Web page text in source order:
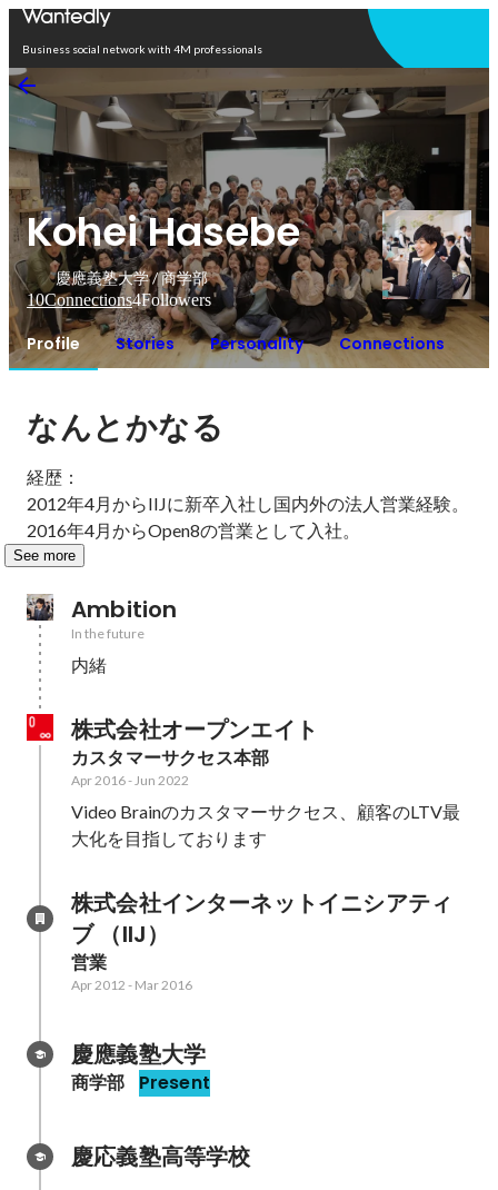
Business social network with 4M professionals
Kohei Hasebe
慶應義塾大学 / 商学部
10Connections4Followers
Profile Stories Personality Connections
なんとかなる
経歴：
2012年4月からIIJに新卒入社し国内外の法人営業経験。
2016年4月からOpen8の営業として入社。
See more
Ambition
In the future
内緒
株式会社オープンエイト
カスタマーサクセス本部
Apr 2016-Jun 2022
Video Brainのカスタマーサクセス、顧客のLTV最
大化を目指しております
株式会社インターネットイニシアティ
ブ （IIJ）
営業
Apr 2012 - Mar 2016
慶應義塾大学
商学部 Present
慶応義塾高等学校